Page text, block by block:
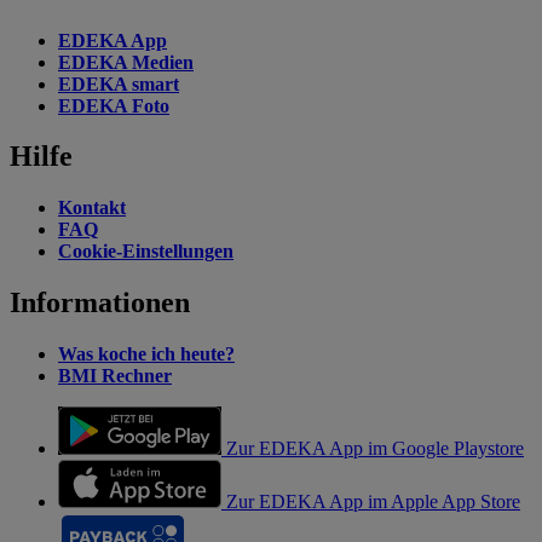
EDEKA App
EDEKA Medien
EDEKA smart
EDEKA Foto
Hilfe
Kontakt
FAQ
Cookie-Einstellungen
Informationen
Was koche ich heute?
BMI Rechner
Zur EDEKA App im Google Playstore
Zur EDEKA App im Apple App Store